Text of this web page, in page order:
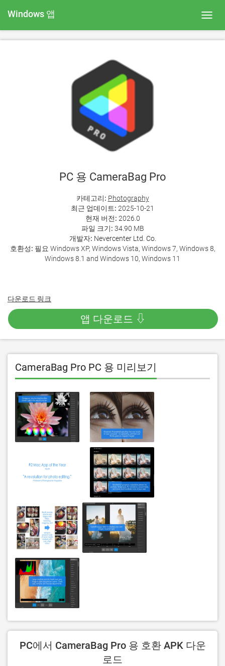
Windows 앱
PC 용 CameraBag Pro
카테고리: Photography
최근 업데이트: 2025-10-21
현재 버전: 2026.0
파일 크기: 34.90 MB
개발자: Nevercenter Ltd. Co.
호환성: 필요 Windows XP, Windows Vista, Windows 7, Windows 8,
Windows 8.1 and Windows 10, Windows 11
다운로드 링크
앱 다운로드 ⇩
CameraBag Pro PC 용 미리보기
PC에서 CameraBag Pro 용 호환 APK 다운
로드